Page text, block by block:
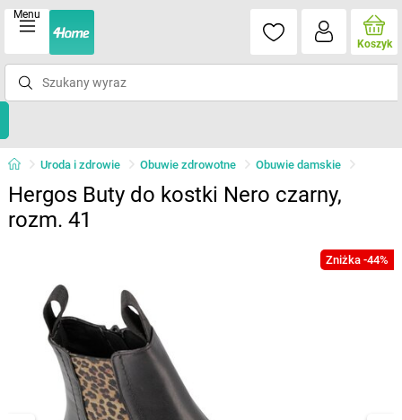
Menu
Koszyk
Uroda i zdrowie Obuwie zdrowotne Obuwie damskie
Hergos Buty do kostki Nero czarny,
rozm. 41
Zniżka -44%